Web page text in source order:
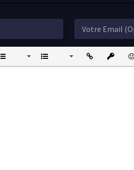
List Unordered ListInsert Link
Insert